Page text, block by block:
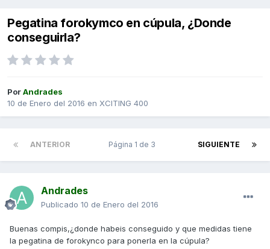
Pegatina forokymco en cúpula, ¿Donde
conseguirla?
PorAndrades
10 de Enero del 2016 en XCITING 400
ANTERIOR SIGUIENTE
Página 1 de 3
Andrades
Publicado 10 de Enero del 2016
Buenas compis,¿donde habeis conseguido y que medidas tiene
la pegatina de forokynco para ponerla en la cúpula?